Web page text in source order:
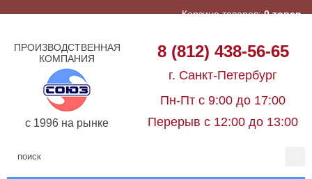
ПРОИЗВОДСТВЕННАЯ
КОМПАНИЯ
c 1996 на рынке
8 (812) 438-56-65
г. Санкт-Петербург
Пн-Пт с 9:00 до 17:00
Перерыв с 12:00 до 13:00
Корзина товаров:0 товар